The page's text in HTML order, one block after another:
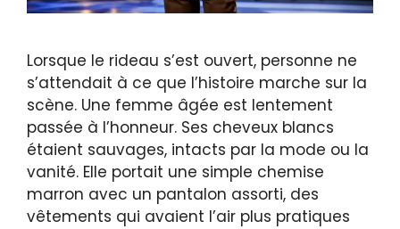
Lorsque le rideau s’est ouvert, personne ne
s’attendait à ce que l’histoire marche sur la
scène. Une femme âgée est lentement
passée à l’honneur. Ses cheveux blancs
étaient sauvages, intacts par la mode ou la
vanité. Elle portait une simple chemise
marron avec un pantalon assorti, des
vêtements qui avaient l’air plus pratiques